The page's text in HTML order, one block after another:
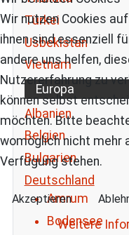
Türkei
Usbekistan
Vietnam
Europa
Albanien
Belgien
Bulgarien
Deutschland
Amrum
Bodensee
Wir nutzen Cookies
ihnen sind essenziell
andere uns helfen,
Nutzererfahrung zu
können selbst
möchten. Bitte
womöglich nicht mehr
Verfügung stehen.
Akzeptieren
Weitere